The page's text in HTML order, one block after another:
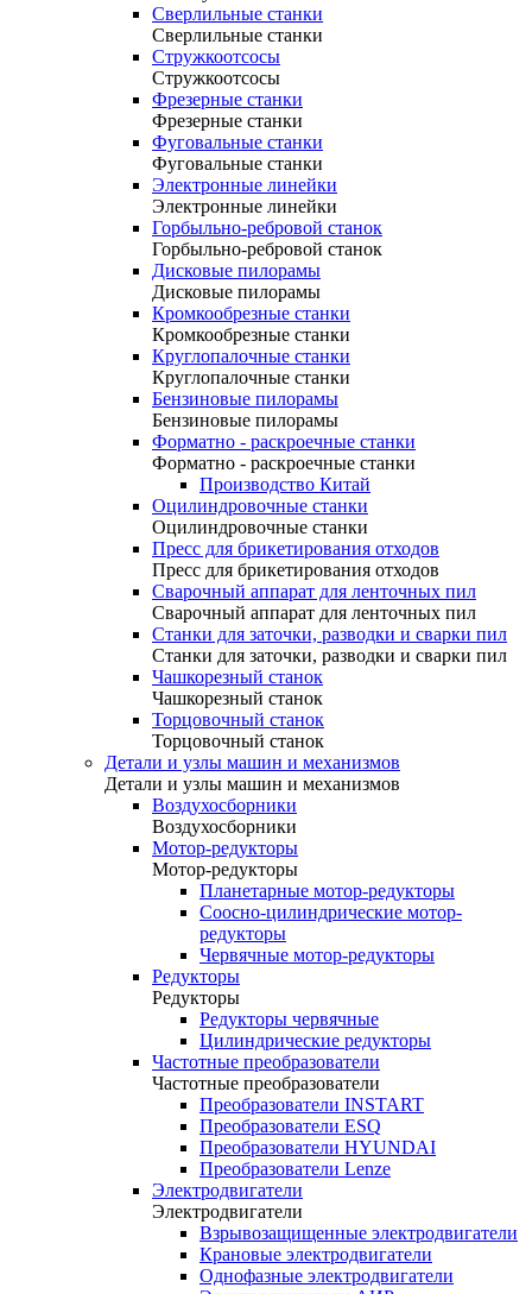
Сверлильные станки
Сверлильные станки
Стружкоотсосы
Стружкоотсосы
Фрезерные станки
Фрезерные станки
Фуговальные станки
Фуговальные станки
Электронные линейки
Электронные линейки
Горбыльно-ребровой станок
Горбыльно-ребровой станок
Дисковые пилорамы
Дисковые пилорамы
Кромкообрезные станки
Кромкообрезные станки
Круглопалочные станки
Круглопалочные станки
Бензиновые пилорамы
Бензиновые пилорамы
Форматно - раскроечные станки
Форматно - раскроечные станки
Производство Китай
Оцилиндровочные станки
Оцилиндровочные станки
Пресс для брикетирования отходов
Пресс для брикетирования отходов
Сварочный аппарат для ленточных пил
Сварочный аппарат для ленточных пил
Станки для заточки, разводки и сварки пил
Станки для заточки, разводки и сварки пил
Чашкорезный станок
Чашкорезный станок
Торцовочный станок
Торцовочный станок
Детали и узлы машин и механизмов
Детали и узлы машин и механизмов
Воздухосборники
Воздухосборники
Мотор-редукторы
Мотор-редукторы
Планетарные мотор-редукторы
Соосно-цилиндрические мотор-
редукторы
Червячные мотор-редукторы
Редукторы
Редукторы
Редукторы червячные
Цилиндрические редукторы
Частотные преобразователи
Частотные преобразователи
Преобразователи INSTART
Преобразователи ESQ
Преобразователи HYUNDAI
Преобразователи Lenze
Электродвигатели
Электродвигатели
Взрывозащищенные электродвигатели
Крановые электродвигатели
Однофазные электродвигатели